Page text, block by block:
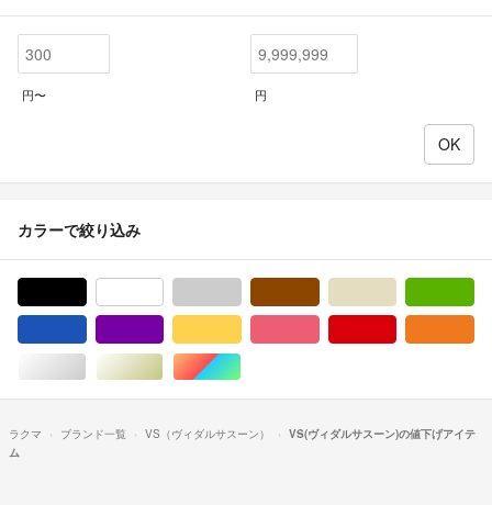
円〜 円
カラーで絞り込み
シルバー/銀色系ゴールド/金色系マルチカラー
ラクマ ブランド一覧 VS（ヴィダルサスーン）
VS(ヴィダルサスーン)の値下げアイテ
ム